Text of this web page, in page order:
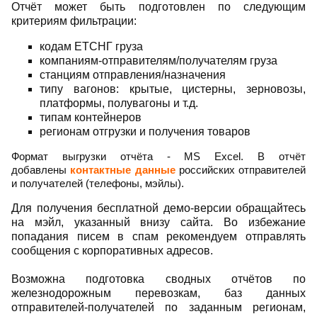
Отчёт может быть подготовлен по следующим
критериям фильтрации:
кодам ЕТСНГ груза
компаниям-отправителям/получателям груза
станциям отправления/назначения
типу вагонов: крытые, цистерны, зерновозы,
платформы, полувагоны и т.д.
типам контейнеров
регионам отгрузки и получения товаров
Формат выгрузки отчёта - MS Excel. В отчёт
добавлены контактные данныероссийских отправителей
и получателей (телефоны, мэйлы).
Для получения бесплатной демо-версии обращайтесь
на мэйл, указанный внизу сайта. Во избежание
попадания писем в спам рекомендуем отправлять
сообщения с корпоративных адресов.
Возможна подготовка сводных отчётов по
железнодорожным перевозкам, баз данных
отправителей-получателей по заданным регионам,